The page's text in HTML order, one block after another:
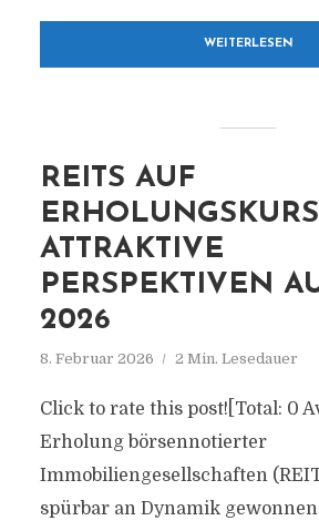
WEITERLESEN
REITS AUF
ATTRAKTIVE
PERSPEKTIVEN
2026
8. Februar 2026 2 Min. Lesedauer
Click to rate this post![Total: 0
Erholung börsennotierter
Immobiliengesellschaften
spürbar an Dynamik